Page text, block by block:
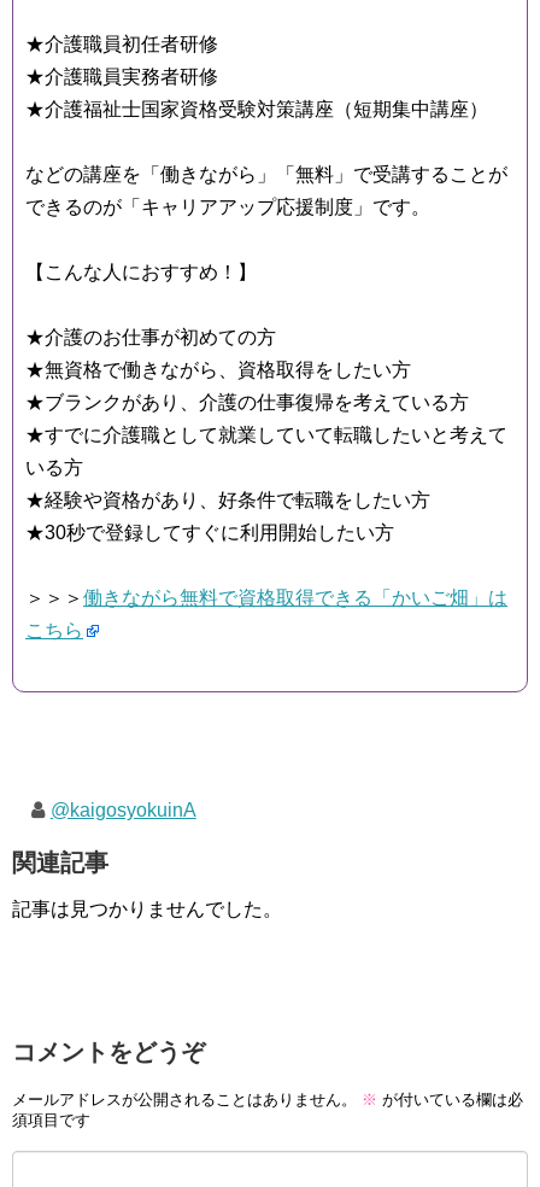
★介護職員初任者研修
★介護職員実務者研修
★介護福祉士国家資格受験対策講座（短期集中講座）
などの講座を「働きながら」「無料」で受講することが
できるのが「キャリアアップ応援制度」です。
【こんな人におすすめ！】
★介護のお仕事が初めての方
★無資格で働きながら、資格取得をしたい方
★ブランクがあり、介護の仕事復帰を考えている方
★すでに介護職として就業していて転職したいと考えて
いる方
★経験や資格があり、好条件で転職をしたい方
★30秒で登録してすぐに利用開始したい方
＞＞＞ 働きながら無料で資格取得できる「かいご畑」は
こちら
@kaigosyokuinA
関連記事
記事は見つかりませんでした。
コメントをどうぞ
メールアドレスが公開されることはありません。 ※ が付いている欄は必
須項目です